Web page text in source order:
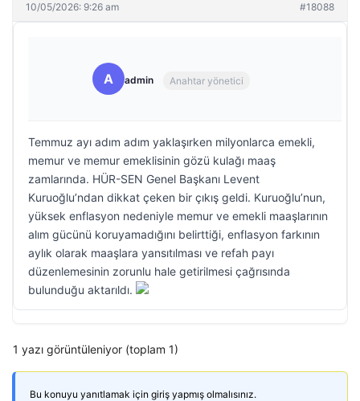
10/05/2026: 9:26 am #18088
A admin Anahtar yönetici
Temmuz ayı adım adım yaklaşırken milyonlarca emekli,
memur ve memur emeklisinin gözü kulağı maaş
zamlarında. HÜR-SEN Genel Başkanı Levent
Kuruoğlu’ndan dikkat çeken bir çıkış geldi. Kuruoğlu’nun,
yüksek enflasyon nedeniyle memur ve emekli maaşlarının
alım gücünü koruyamadığını belirttiği, enflasyon farkının
aylık olarak maaşlara yansıtılması ve refah payı
düzenlemesinin zorunlu hale getirilmesi çağrısında
bulunduğu aktarıldı.
1 yazı görüntüleniyor (toplam 1)
Bu konuyu yanıtlamak için giriş yapmış olmalısınız.